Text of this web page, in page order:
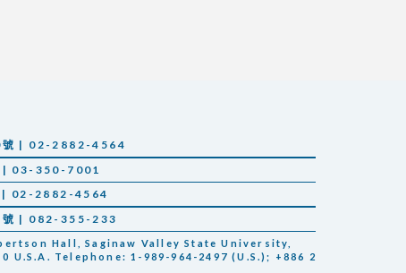
號 | 02-2882-4564
| 03-350-7001
| 02-2882-4564
號 | 082-355-233
Hall, Saginaw Valley State University,
U.S.A. Telephone: 1-989-964-2497 (U.S.); +886 2